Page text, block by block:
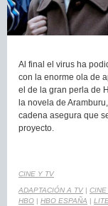
Al final el virus ha
con la enorme ola de
el de la gran perla de
la novela de
cadena asegura que
proyecto.
CINE Y TV
ADAPTACIÓN A TV |
HBO | HBO ESPAÑA |